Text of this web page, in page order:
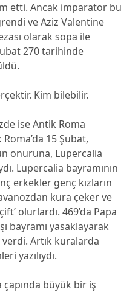
etti. Ancak imparator bu
ve Aziz Valentine
olarak sopa ile
270 tarihinde
Kim bilebilir.
ise Antik Roma
15 Şubat,
onuruna, Lupercalia
Lupercalia bayramının
erkekler genç kızların
kura çeker ve
olurlardı. 469’da Papa
bayramı yasaklayarak
Artık kuralarda
yazılıydı.
büyük bir iş